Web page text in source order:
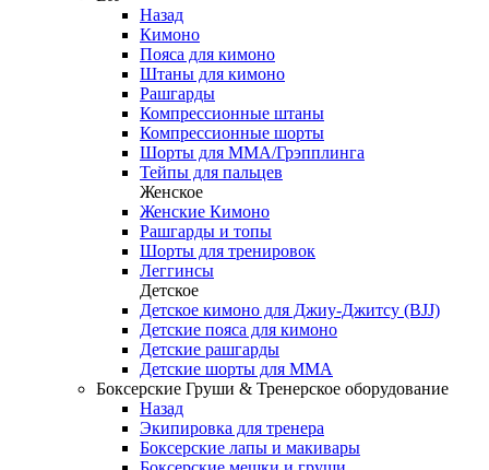
Назад
Кимоно
Пояса для кимоно
Штаны для кимоно
Рашгарды
Компрессионные штаны
Компрессионные шорты
Шорты для ММА/Грэпплинга
Тейпы для пальцев
Женское
Женские Кимоно
Рашгарды и топы
Шорты для тренировок
Леггинсы
Детское
Детское кимоно для Джиу-Джитсу (BJJ)
Детские пояса для кимоно
Детские рашгарды
Детские шорты для ММА
Боксерские Груши & Тренерское оборудование
Назад
Экипировка для тренера
Боксерские лапы и макивары